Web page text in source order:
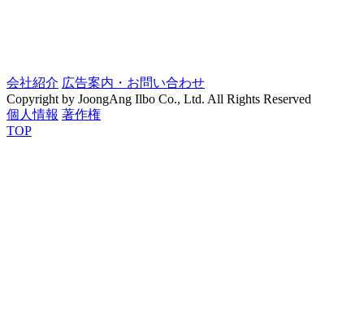
会社紹介 広告案内・お問い合わせ
Copyright by JoongAng Ilbo Co., Ltd. All Rights Reserved
個人情報 著作権
TOP